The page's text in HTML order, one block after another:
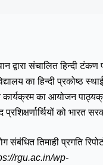
द्वारा संचालित हिन्दी टंकण
का हिन्दी प्रकोष्ठ स्थाई
कार्यक्रम का आयोजन
प्रशिक्षर्णार्थियों को भारत
संबंधित तिमाही प्रगति
rgu.ac.in/wp-